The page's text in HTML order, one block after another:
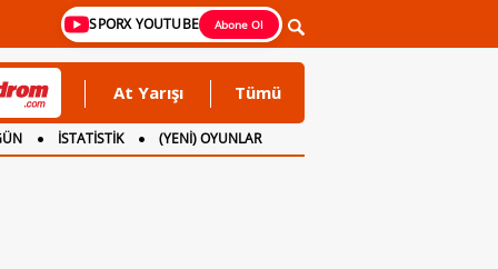
SPORX YOUTUBE Abone Ol
At Yarışı Tümü
İSTATİSTİK
(YENİ) OYUNLAR